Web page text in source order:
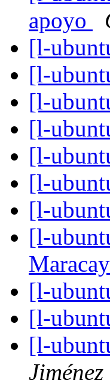
apoyo
[l-
[l-
[l-
[l-
[l-
[l-
[l-
[l-
Maracay
[l-
[l-
[l-
Jiménez